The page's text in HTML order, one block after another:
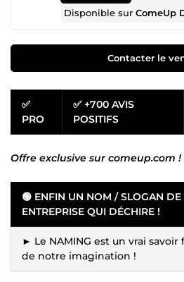
Disponible surComeUp
Contacter le
✅
PRO
✅ +700 AVIS
POSITIFS
Offre exclusive sur comeup.com !
🟢 ENFIN UN NOM / SLOGAN
ENTREPRISE QUI DÉCHIRE !
► Le NAMING est un vrai savoir
de notre imagination !